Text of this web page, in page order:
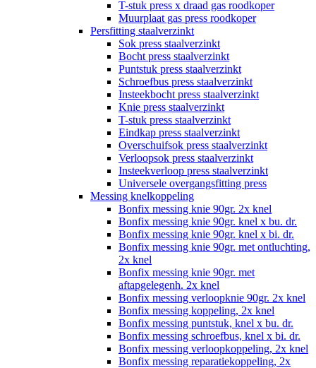
T-stuk press x draad gas roodkoper
Muurplaat gas press roodkoper
Persfitting staalverzinkt
Sok press staalverzinkt
Bocht press staalverzinkt
Puntstuk press staalverzinkt
Schroefbus press staalverzinkt
Insteekbocht press staalverzinkt
Knie press staalverzinkt
T-stuk press staalverzinkt
Eindkap press staalverzinkt
Overschuifsok press staalverzinkt
Verloopsok press staalverzinkt
Insteekverloop press staalverzinkt
Universele overgangsfitting press
Messing knelkoppeling
Bonfix messing knie 90gr. 2x knel
Bonfix messing knie 90gr. knel x bu. dr.
Bonfix messing knie 90gr. knel x bi. dr.
Bonfix messing knie 90gr. met ontluchting,
2x knel
Bonfix messing knie 90gr. met
aftapgelegenh. 2x knel
Bonfix messing verloopknie 90gr. 2x knel
Bonfix messing koppeling, 2x knel
Bonfix messing puntstuk, knel x bu. dr.
Bonfix messing schroefbus, knel x bi. dr.
Bonfix messing verloopkoppeling, 2x knel
Bonfix messing reparatiekoppeling, 2x